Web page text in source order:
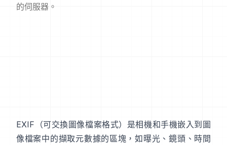
的伺服器。
EXIF （可交換圖像檔案格式）是相機和手機嵌入到圖
像檔案中的擷取元數據的區塊，如曝光、鏡頭、時間